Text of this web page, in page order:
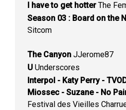
I have to get hotterThe
Season 03 : Board on the
Sitcom
The Canyon JJerome87
U Underscores
Interpol - Katy Perry -
Miossec - Suzane - No
Festival des Vieilles